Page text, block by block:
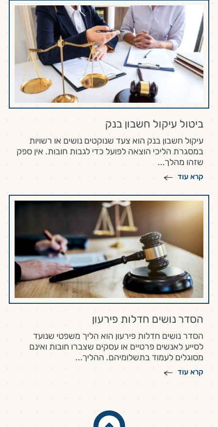
ביטול עיקול חשבון בנק
עיקול חשבון בנק הוא צעד שנוקטים נושים או רשויות
במסגרת הליכי הוצאה לפועל כדי לגבות חובות. אין ספק
שזהו מהלך...
קרא עוד
הסדר נושים חדלות פירעון
הסדר נושים חדלות פירעון הוא הליך משפטי שנועד
לסייע לאנשים פרטיים או עסקים שצברו חובות ואינם
מסוגלים לעמוד בתשלומיהם. ההליך...
קרא עוד